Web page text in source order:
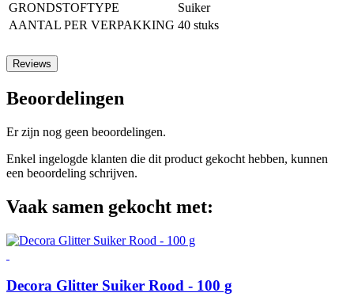
GRONDSTOFTYPE
Suiker
AANTAL PER VERPAKKING 40 stuks
Reviews
Beoordelingen
Er zijn nog geen beoordelingen.
Enkel ingelogde klanten die dit product gekocht hebben, kunnen
een beoordeling schrijven.
Vaak samen gekocht met:
Decora Glitter Suiker Rood - 100 g